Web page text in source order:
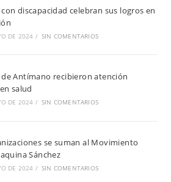
discapacidad celebran sus logros en
DE 2024 / SIN COMENTARIOS
Antímano recibieron atención
salud
DE 2024 / SIN COMENTARIOS
se suman al Movimiento
Sánchez
DE 2024 / SIN COMENTARIOS